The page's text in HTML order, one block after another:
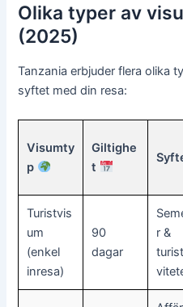
Olika typer av
(2025)
Tanzania erbjuder flera olika
syftet med din resa:
Visumty
p
Giltighe
t
Turistvis
um
(enkel
inresa)
90
dagar
r &